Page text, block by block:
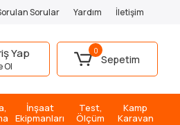
Sorular Yardım İletişim
Yap
Ol
0
Sepetim
İnşaat
Ekipmanları
Test,
Ölçüm
Kamp
Karavan